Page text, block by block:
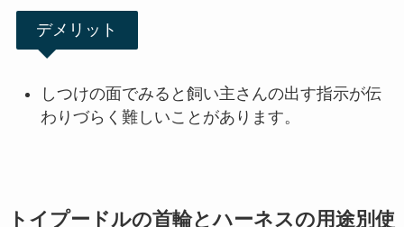
デメリット
しつけの面でみると飼い主さんの出す指示が伝
わりづらく難しいことがあります。
トイプードルの首輪とハーネスの用途別使